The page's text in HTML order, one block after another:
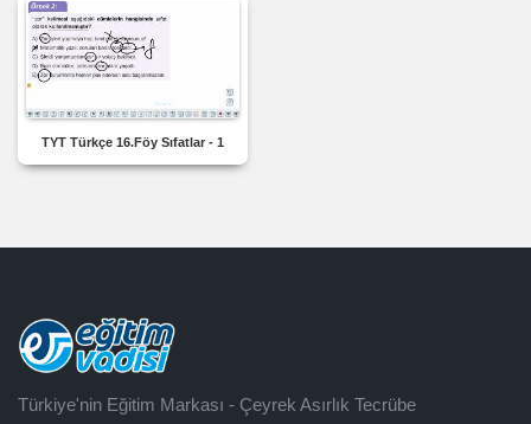
TYT Türkçe 16.Föy Sıfatlar - 1
Türkiye'nin Eğitim Markası - Çeyrek Asırlık Tecrübe